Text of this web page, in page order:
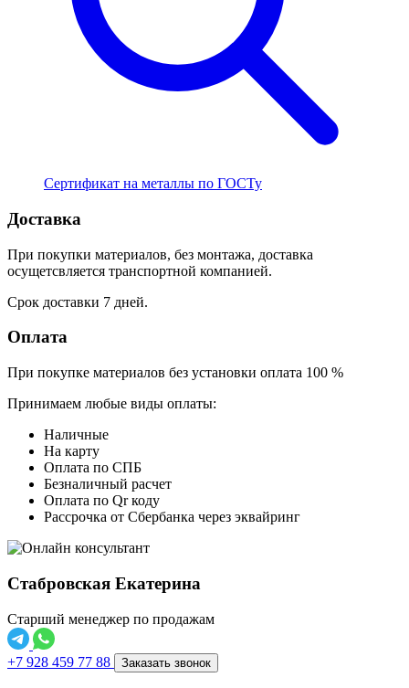
Сертификат на металлы по ГОСТу
Доставка
При покупки материалов, без монтажа, доставка
осущетсвляется транспортной компанией.
Срок доставки 7 дней.
Оплата
При покупке материалов без установки оплата 100 %
Принимаем любые виды оплаты:
Наличные
На карту
Оплата по СПБ
Безналичный расчет
Оплата по Qr коду
Рассрочка от Сбербанка через эквайринг
Стабровская Екатерина
Старший менеджер по продажам
+7 928 459 77 88 Заказать звонок